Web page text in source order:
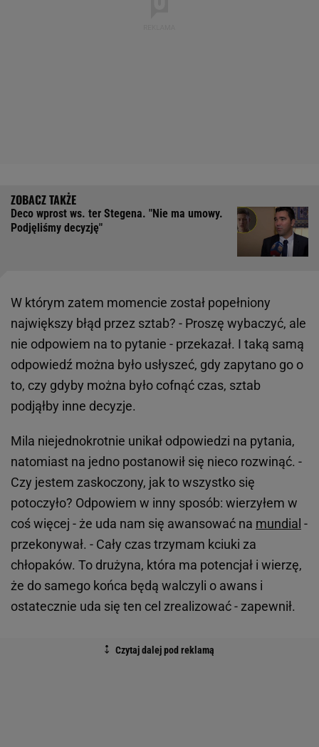
Deco wprost ws. ter Stegena. "Nie ma umowy.
Podjęliśmy decyzję"
W którym zatem momencie został popełniony
największy błąd przez sztab? - Proszę wybaczyć, ale
nie odpowiem na to pytanie - przekazał. I taką samą
odpowiedź można było usłyszeć, gdy zapytano go o
to, czy gdyby można było cofnąć czas, sztab
podjąłby inne decyzje.
Mila niejednokrotnie unikał odpowiedzi na pytania,
natomiast na jedno postanowił się nieco rozwinąć. -
Czy jestem zaskoczony, jak to wszystko się
potoczyło? Odpowiem w inny sposób: wierzyłem w
coś więcej - że uda nam się awansować na mundial -
przekonywał. - Cały czas trzymam kciuki za
chłopaków. To drużyna, która ma potencjał i wierzę,
że do samego końca będą walczyli o awans i
ostatecznie uda się ten cel zrealizować - zapewnił.